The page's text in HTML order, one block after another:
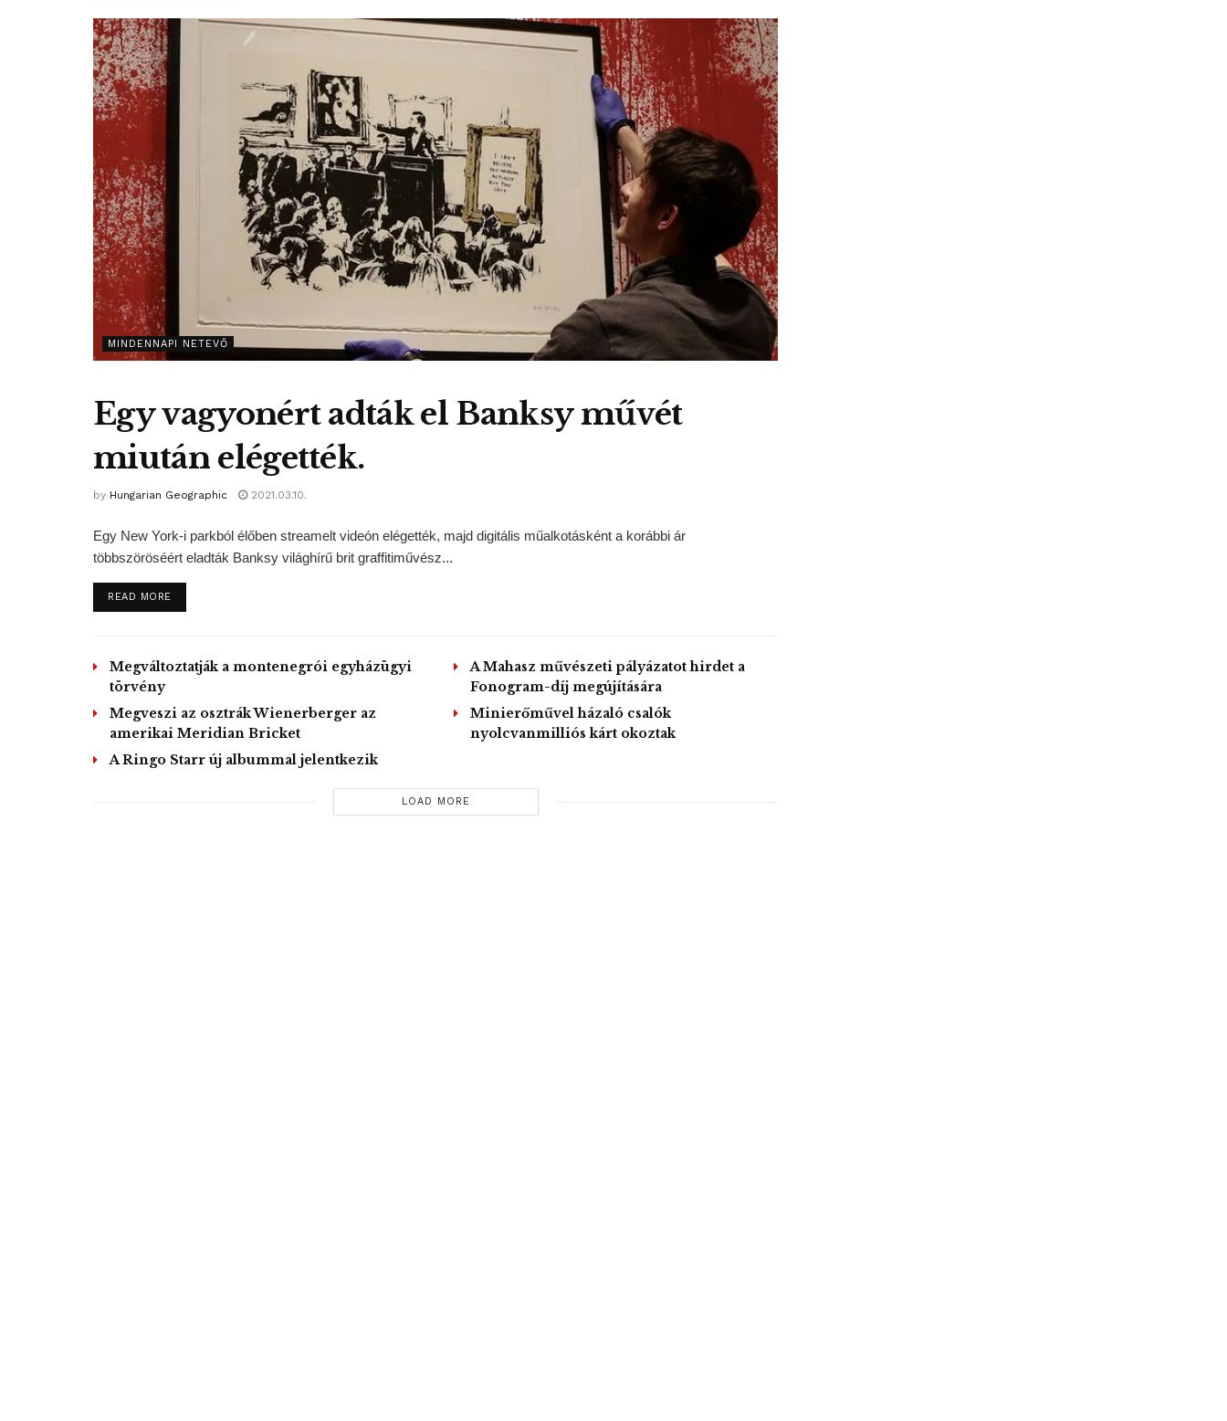
MINDENNAPI NETEVŐ
Egy vagyonért adták el Banksy művét
miután elégették.
by Hungarian Geographic 2021.03.10.
Egy New York-i parkból élőben streamelt videón elégették, majd digitális műalkotásként a korábbi ár
többszöröséért eladták Banksy világhírű brit graffitiművész...
READ MOREDETAILS
Megváltoztatják a montenegrói egyházügyi
törvény
Megveszi az osztrák Wienerberger az
amerikai Meridian Bricket
A Ringo Starr új albummal jelentkezik
A Mahasz művészeti pályázatot hirdet a
Fonogram-díj megújítására
Minierőművel házaló csalók
nyolcvanmilliós kárt okoztak
LOAD MORE